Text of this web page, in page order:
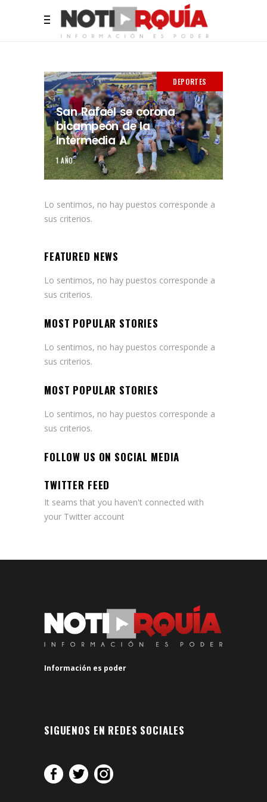
DEPORTES
San Rafael se corona
bicampeón de la
Intermedia A
1 AÑO.
Lo sentimos, no hay puestos corresponde a
sus criterios.
FEATURED NEWS
Lo sentimos, no hay puestos corresponde a
sus criterios.
MOST POPULAR STORIES
Lo sentimos, no hay puestos corresponde a
sus criterios.
MOST POPULAR STORIES
Lo sentimos, no hay puestos corresponde a
sus criterios.
FOLLOW US ON SOCIAL MEDIA
TWITTER FEED
It seams that you haven't connected with
your Twitter account
Información es poder
SIGUENOS EN REDES SOCIALES